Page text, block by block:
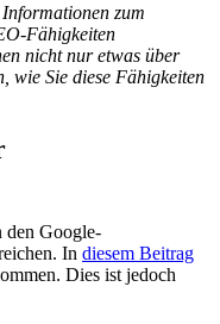
zum
Fähigkeiten
nicht nur etwas über
wie Sie diese Fähigkeiten
Google-
In diesem Beitrag
Dies ist jedoch